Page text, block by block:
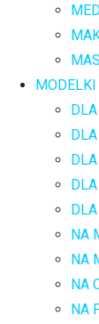
NA
NA
NA
NA